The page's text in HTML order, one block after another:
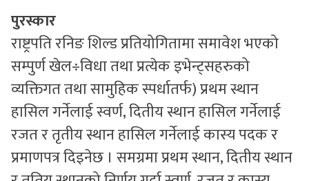
पुरस्कार
राष्ट्रपति रनिङ शिल्ड प्रतियोगितामा समावेश भएको
सम्पुर्ण खेल÷विधा तथा प्रत्येक इभेन्ट्सहरुको
व्यक्तिगत तथा सामुहिक स्पर्धातर्फ) प्रथम स्थान
हासिल गर्नेलाई स्वर्ण, दितीय स्थान हासिल गर्नेलाई
रजत र तृतीय स्थान हासिल गर्नेलाई कास्य पदक र
प्रमाणपत्र दिइनेछ । समग्रमा प्रथम स्थान, दितीय स्थान